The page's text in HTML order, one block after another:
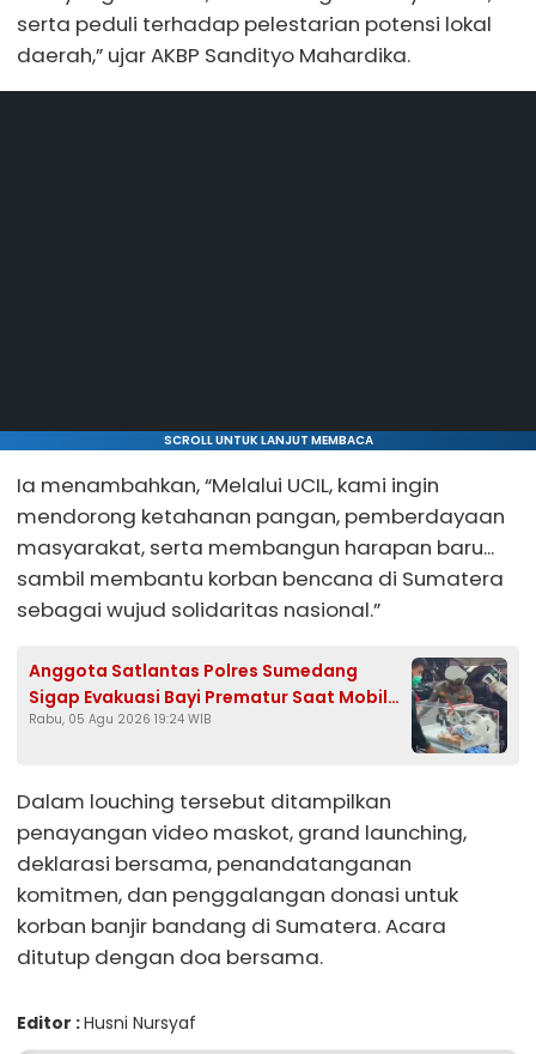
serta peduli terhadap pelestarian potensi lokal
daerah,” ujar AKBP Sandityo Mahardika.
SCROLL UNTUK LANJUT MEMBACA
Ia menambahkan, “Melalui UCIL, kami ingin
mendorong ketahanan pangan, pemberdayaan
masyarakat, serta membangun harapan baru...
sambil membantu korban bencana di Sumatera
sebagai wujud solidaritas nasional.”
Anggota Satlantas Polres Sumedang
Sigap Evakuasi Bayi Prematur Saat Mobil
Ambulans Pecah Ban
Rabu, 05 Agu 2026 19:24 WIB
Dalam louching tersebut ditampilkan
penayangan video maskot, grand launching,
deklarasi bersama, penandatanganan
komitmen, dan penggalangan donasi untuk
korban banjir bandang di Sumatera. Acara
ditutup dengan doa bersama.
Editor :Husni Nursyaf